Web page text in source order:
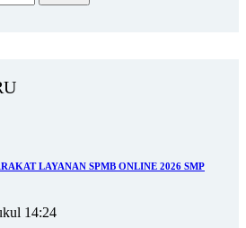
LAYANAN SPMB ONLINE 2026 SMP
14:24